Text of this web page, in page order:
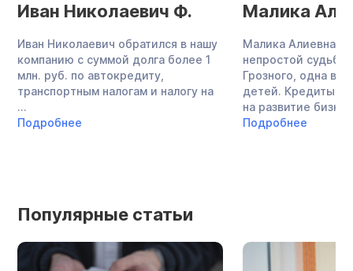
Иван Николаевич Ф.
Иван Николаевич обратился в нашу
компанию с суммой долга более 1
млн. руб. по автокредиту,
транспортным налогам и налогу на
...
Подробнее
Малика
Малика Алиевна
непростой
Грозного, одна
детей. Кредиты в
на развитие
Подробнее
Популярные статьи